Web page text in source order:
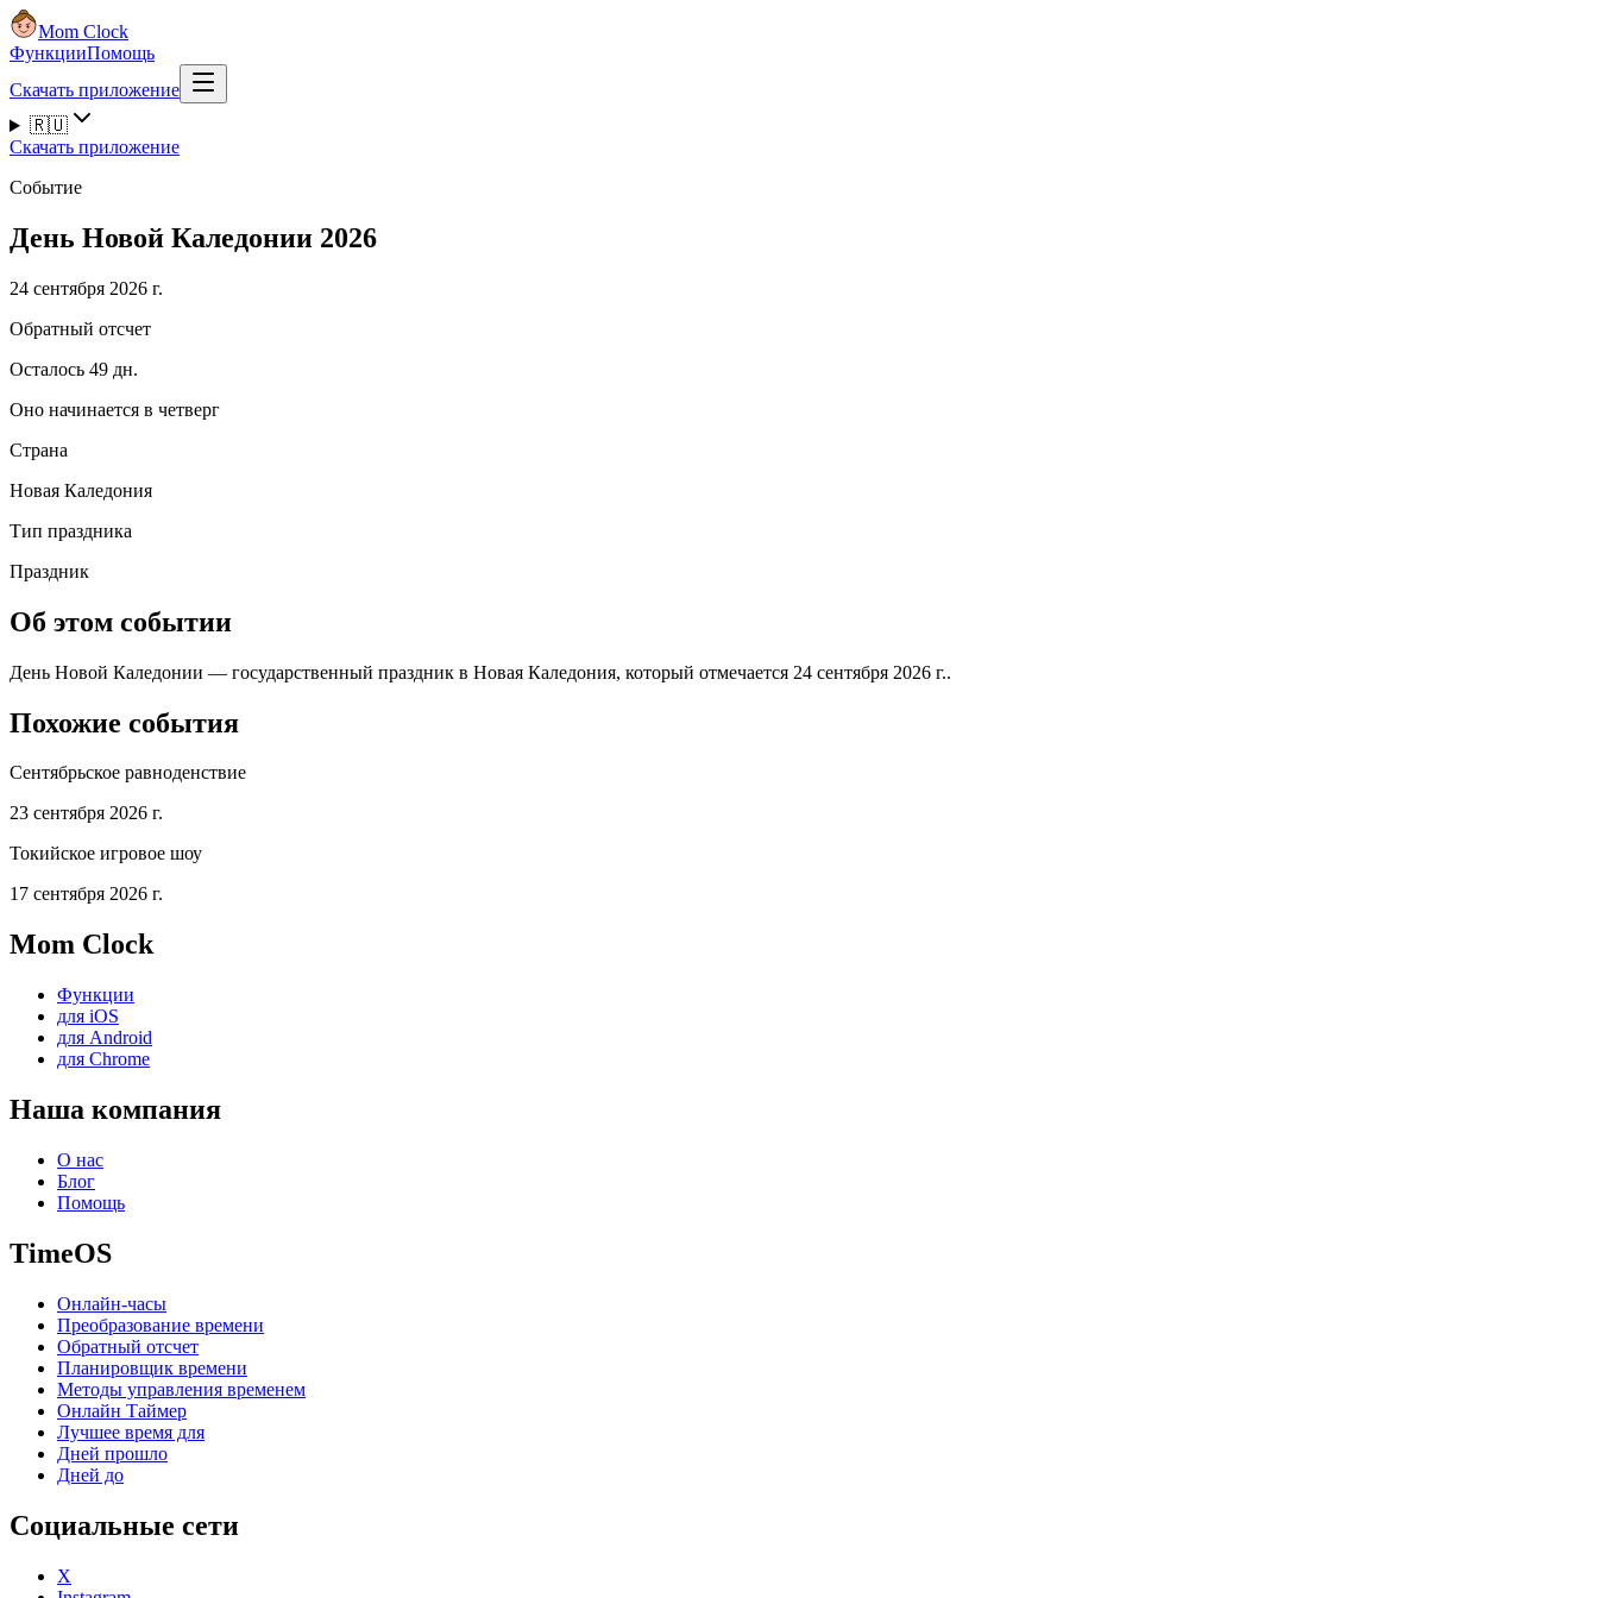
Mom Clock
ФункцииПомощь
Скачать приложение
🇷🇺
Скачать приложение
Событие
День Новой Каледонии 2026
24 сентября 2026 г.
Обратный отсчет
Осталось 49 дн.
Оно начинается в четверг
Страна
Новая Каледония
Тип праздника
Праздник
Об этом событии
День Новой Каледонии — государственный праздник в Новая Каледония, который отмечается 24 сентября 2026 г..
Похожие события
Сентябрьское равноденствие
23 сентября 2026 г.
Токийское игровое шоу
17 сентября 2026 г.
Mom Clock
Функции
для iOS
для Android
для Chrome
Наша компания
О нас
Блог
Помощь
TimeOS
Онлайн-часы
Преобразование времени
Обратный отсчет
Планировщик времени
Методы управления временем
Онлайн Таймер
Лучшее время для
Дней прошло
Дней до
Социальные сети
X